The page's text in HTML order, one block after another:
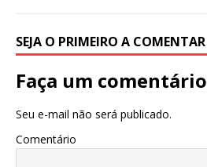
SEJA O PRIMEIRO A COMENTAR
Faça um comentário
Seu e-mail não será publicado.
Comentário